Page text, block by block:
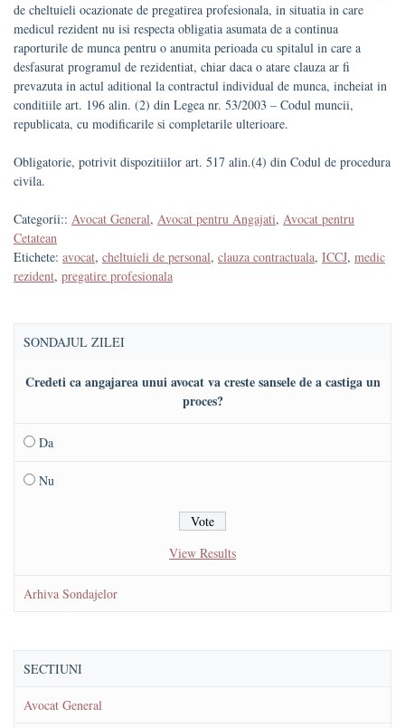
de cheltuieli ocazionate de pregatirea profesionala, in situatia in care
medicul rezident nu isi respecta obligatia asumata de a continua
raporturile de munca pentru o anumita perioada cu spitalul in care a
desfasurat programul de rezidentiat, chiar daca o atare clauza ar fi
prevazuta in actul aditional la contractul individual de munca, incheiat in
conditiile art. 196 alin. (2) din Legea nr. 53/2003 – Codul muncii,
republicata, cu modificarile si completarile ulterioare.
Obligatorie, potrivit dispozitiilor art. 517 alin.(4) din Codul de procedura
civila.
Categorii:: Avocat General, Avocat pentru Angajati, Avocat pentru
Cetatean
Etichete: avocat, cheltuieli de personal, clauza contractuala, ICCJ, medic
rezident, pregatire profesionala
SONDAJUL ZILEI
Credeti ca angajarea unui avocat va creste sansele de a castiga un
proces?
Da
Nu
View Results
Arhiva Sondajelor
SECTIUNI
Avocat General